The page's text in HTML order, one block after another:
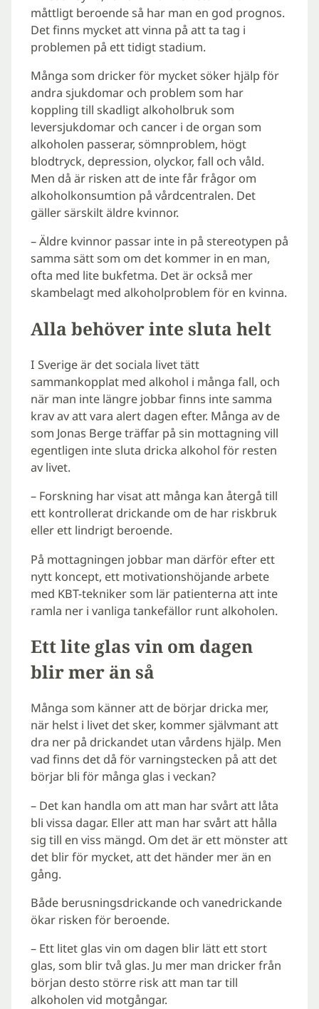
måttligt beroende så har man en god prognos.
Det finns mycket att vinna på att ta tag i
problemen på ett tidigt stadium.
Många som dricker för mycket söker hjälp för
andra sjukdomar och problem som har
koppling till skadligt alkoholbruk som
leversjukdomar och cancer i de organ som
alkoholen passerar, sömnproblem, högt
blodtryck, depression, olyckor, fall och våld.
Men då är risken att de inte får frågor om
alkoholkonsumtion på vårdcentralen. Det
gäller särskilt äldre kvinnor.
– Äldre kvinnor passar inte in på stereotypen på
samma sätt som om det kommer in en man,
ofta med lite bukfetma. Det är också mer
skambelagt med alkoholproblem för en kvinna.
Alla behöver inte sluta helt
I Sverige är det sociala livet tätt
sammankopplat med alkohol i många fall, och
när man inte längre jobbar finns inte samma
krav av att vara alert dagen efter. Många av de
som Jonas Berge träffar på sin mottagning vill
egentligen inte sluta dricka alkohol för resten
av livet.
– Forskning har visat att många kan återgå till
ett kontrollerat drickande om de har riskbruk
eller ett lindrigt beroende.
På mottagningen jobbar man därför efter ett
nytt koncept, ett motivationshöjande arbete
med KBT-tekniker som lär patienterna att inte
ramla ner i vanliga tankefällor runt alkoholen.
Ett lite glas vin om dagen
blir mer än så
Många som känner att de börjar dricka mer,
när helst i livet det sker, kommer självmant att
dra ner på drickandet utan vårdens hjälp. Men
vad finns det då för varningstecken på att det
börjar bli för många glas i veckan?
– Det kan handla om att man har svårt att låta
bli vissa dagar. Eller att man har svårt att hålla
sig till en viss mängd. Om det är ett mönster att
det blir för mycket, att det händer mer än en
gång.
Både berusningsdrickande och vanedrickande
ökar risken för beroende.
– Ett litet glas vin om dagen blir lätt ett stort
glas, som blir två glas. Ju mer man dricker från
början desto större risk att man tar till
alkoholen vid motgångar.